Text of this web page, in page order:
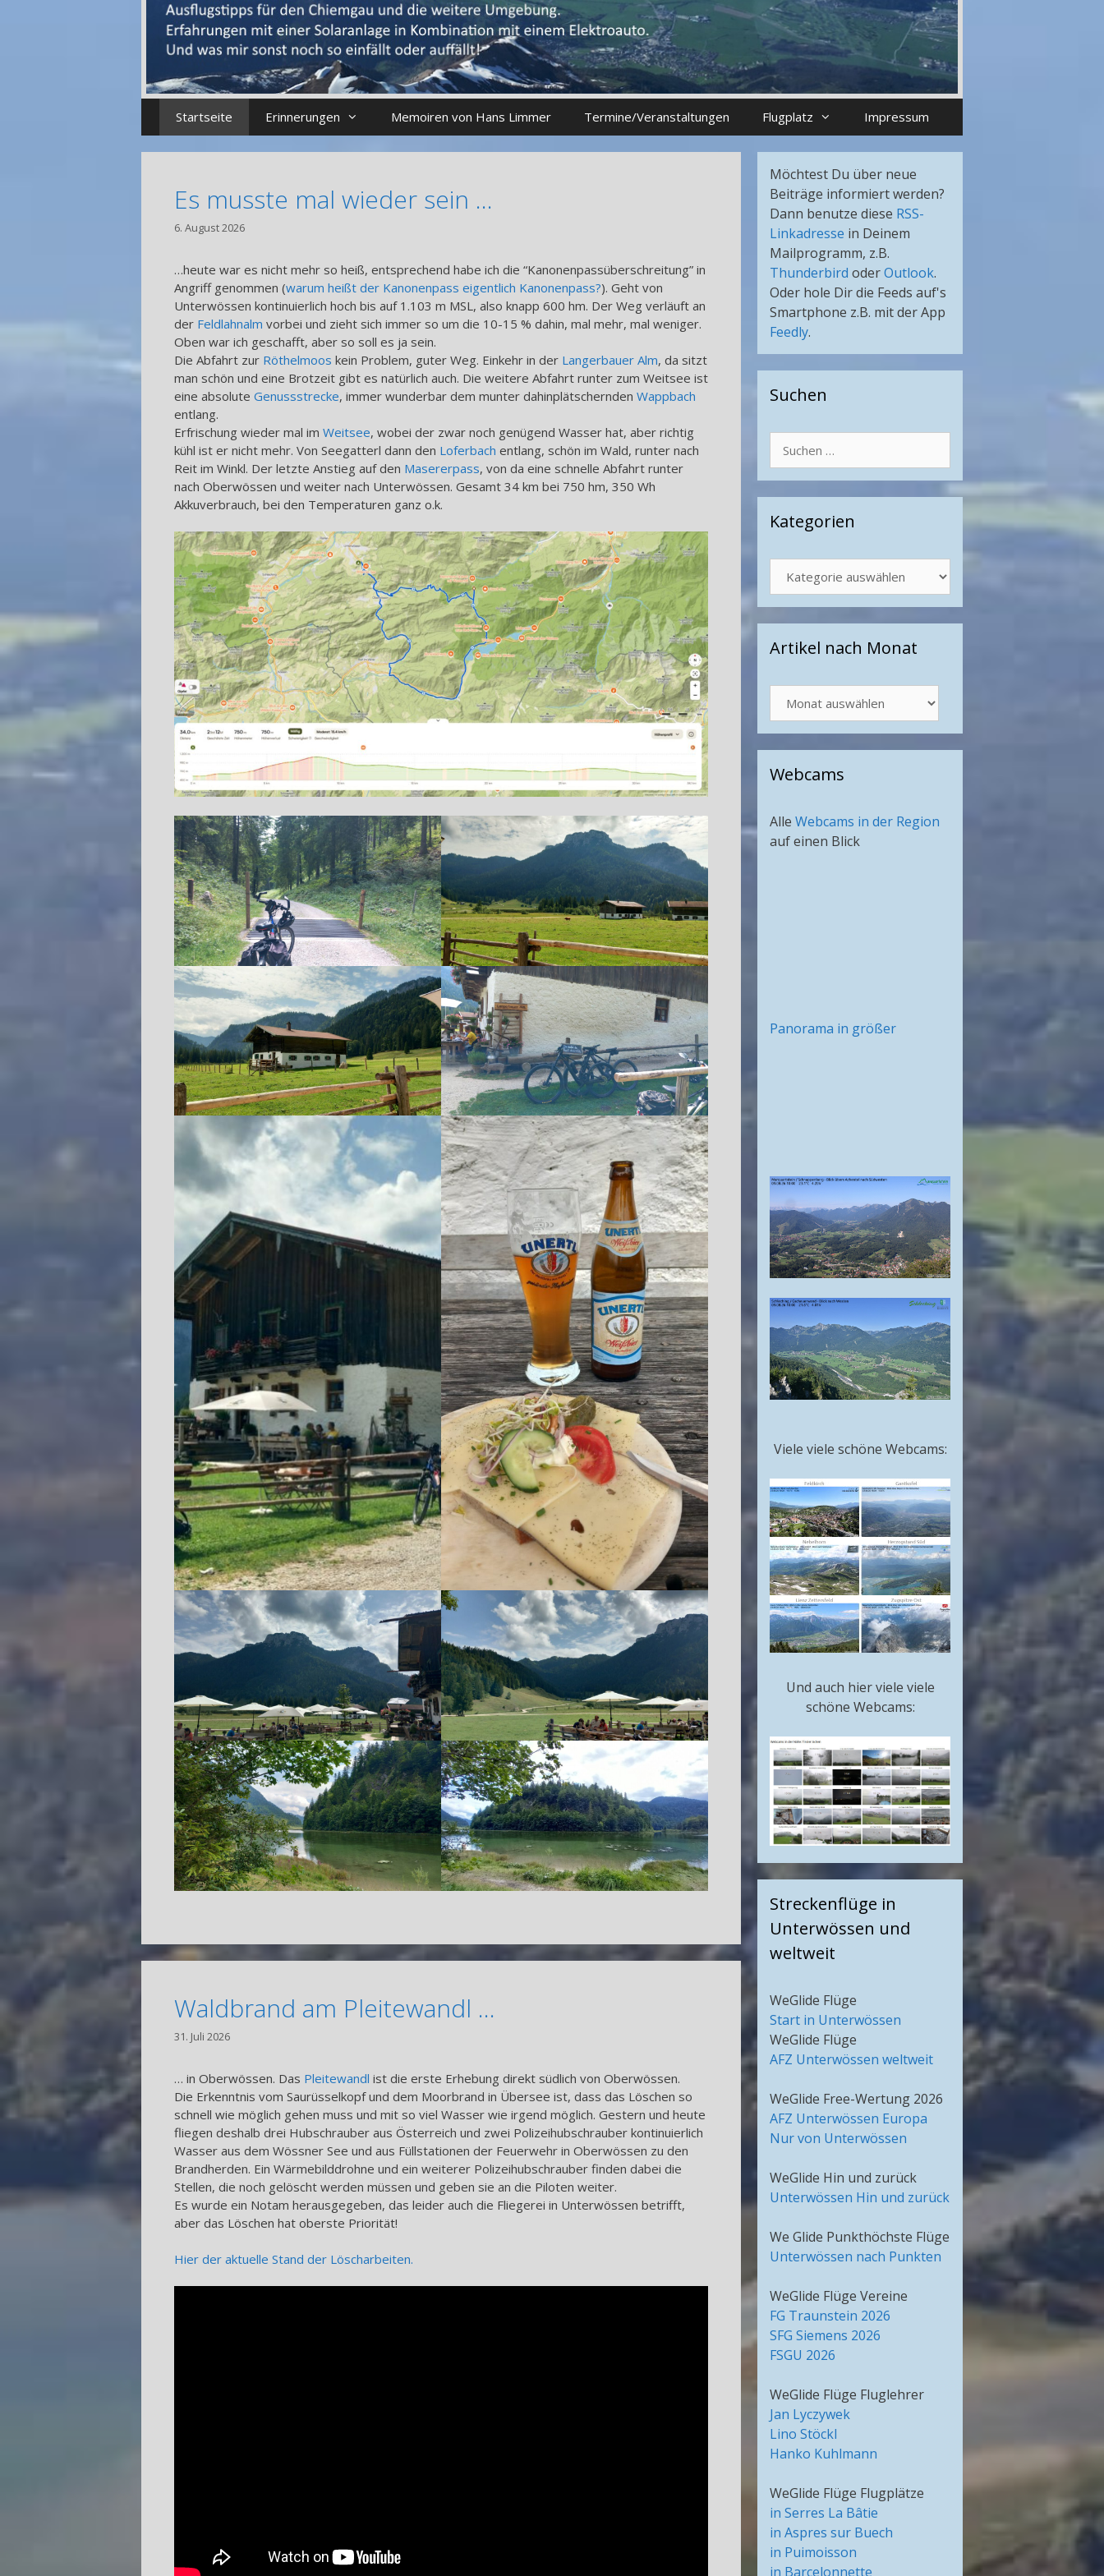
Startseite Erinnerungen Memoiren von Hans Limmer Termine/Veranstaltungen Flugplatz Impressum
Es musste mal wieder sein …
6. August 2026
…heute war es nicht mehr so heiß, entsprechend habe ich die “Kanonenpassüberschreitung” in
Angriff genommen (warum heißt der Kanonenpass eigentlich Kanonenpass?). Geht von
Unterwössen kontinuierlich hoch bis auf 1.103 m MSL, also knapp 600 hm. Der Weg verläuft an
der Feldlahnalm vorbei und zieht sich immer so um die 10-15 % dahin, mal mehr, mal weniger.
Oben war ich geschafft, aber so soll es ja sein.
Die Abfahrt zur Röthelmoos kein Problem, guter Weg. Einkehr in der Langerbauer Alm, da sitzt
man schön und eine Brotzeit gibt es natürlich auch. Die weitere Abfahrt runter zum Weitsee ist
eine absolute Genussstrecke, immer wunderbar dem munter dahinplätschernden Wappbach
entlang.
Erfrischung wieder mal im Weitsee, wobei der zwar noch genügend Wasser hat, aber richtig
kühl ist er nicht mehr. Von Seegatterl dann den Loferbach entlang, schön im Wald, runter nach
Reit im Winkl. Der letzte Anstieg auf den Masererpass, von da eine schnelle Abfahrt runter
nach Oberwössen und weiter nach Unterwössen. Gesamt 34 km bei 750 hm, 350 Wh
Akkuverbrauch, bei den Temperaturen ganz o.k.
Waldbrand am Pleitewandl …
31. Juli 2026
… in Oberwössen. Das Pleitewandl ist die erste Erhebung direkt südlich von Oberwössen.
Die Erkenntnis vom Saurüsselkopf und dem Moorbrand in Übersee ist, dass das Löschen so
schnell wie möglich gehen muss und mit so viel Wasser wie irgend möglich. Gestern und heute
fliegen deshalb drei Hubschrauber aus Österreich und zwei Polizeihubschrauber kontinuierlich
Wasser aus dem Wössner See und aus Füllstationen der Feuerwehr in Oberwössen zu den
Brandherden. Ein Wärmebilddrohne und ein weiterer Polizeihubschrauber finden dabei die
Stellen, die noch gelöscht werden müssen und geben sie an die Piloten weiter.
Es wurde ein Notam herausgegeben, das leider auch die Fliegerei in Unterwössen betrifft,
aber das Löschen hat oberste Priorität!
Hier der aktuelle Stand der Löscharbeiten.
Möchtest Du über neue
Beiträge informiert werden?
Dann benutze diese RSS-
Linkadresse in Deinem
Mailprogramm, z.B.
Thunderbird oderOutlook.
Oder hole Dir die Feeds auf's
Smartphone z.B. mit der App
Feedly.
Suchen
nach:
Kategorien
Artikel nach Monat
nach
Monat
Webcams
Alle Webcams in der Region
auf einen Blick
Panorama in größer
Viele viele schöne Webcams:
Und auch hier viele viele
schöne Webcams:
Streckenflüge in
Unterwössen und
weltweit
WeGlide Flüge
Start in Unterwössen
WeGlide Flüge
AFZ Unterwössen weltweit
WeGlide Free-Wertung 2026
AFZ Unterwössen Europa
Nur von Unterwössen
WeGlide Hin und zurück
Unterwössen Hin und zurück
We Glide Punkthöchste Flüge
Unterwössen nach Punkten
WeGlide Flüge Vereine
FG Traunstein 2026
SFG Siemens 2026
FSGU 2026
WeGlide Flüge Fluglehrer
Jan Lyczywek
Lino Stöckl
Hanko Kuhlmann
WeGlide Flüge Flugplätze
in Serres La Bâtie
in Aspres sur Buech
in Puimoisson
in Barcelonnette